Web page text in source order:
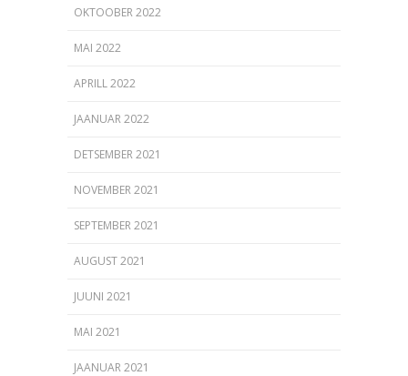
OKTOOBER 2022
MAI 2022
APRILL 2022
JAANUAR 2022
DETSEMBER 2021
NOVEMBER 2021
SEPTEMBER 2021
AUGUST 2021
JUUNI 2021
MAI 2021
JAANUAR 2021